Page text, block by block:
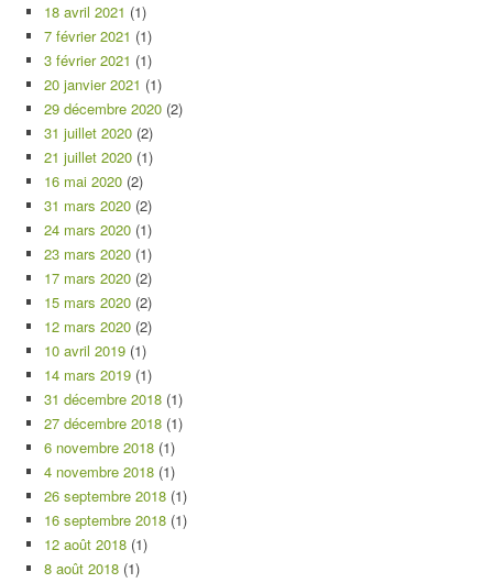
18 avril 2021 (1)
7 février 2021 (1)
3 février 2021 (1)
20 janvier 2021 (1)
29 décembre 2020 (2)
31 juillet 2020 (2)
21 juillet 2020 (1)
16 mai 2020 (2)
31 mars 2020 (2)
24 mars 2020 (1)
23 mars 2020 (1)
17 mars 2020 (2)
15 mars 2020 (2)
12 mars 2020 (2)
10 avril 2019 (1)
14 mars 2019 (1)
31 décembre 2018 (1)
27 décembre 2018 (1)
6 novembre 2018 (1)
4 novembre 2018 (1)
26 septembre 2018 (1)
16 septembre 2018 (1)
12 août 2018 (1)
8 août 2018 (1)